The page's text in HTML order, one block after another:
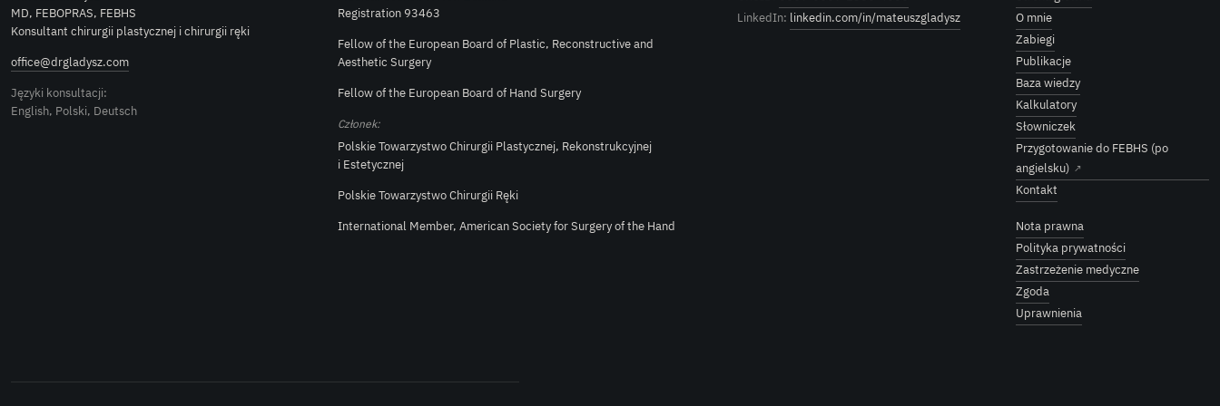
MD, FEBOPRAS, FEBHS
Konsultant chirurgii plastycznej i chirurgii ręki
office@drgladysz.com
Języki konsultacji:
English, Polski, Deutsch
Registration 93463
Fellow of the European Board of Plastic, Reconstructive and
Aesthetic Surgery
Fellow of the European Board of Hand Surgery
Członek:
Polskie Towarzystwo Chirurgii Plastycznej, Rekonstrukcyjnej
i Estetycznej
Polskie Towarzystwo Chirurgii Ręki
International Member, American Society for Surgery of the Hand
LinkedIn: linkedin.com/in/mateuszgladysz
O mnie
Zabiegi
Publikacje
Baza wiedzy
Kalkulatory
Słowniczek
Przygotowanie do FEBHS (po
angielsku) ↗
Kontakt
Nota prawna
Polityka prywatności
Zastrzeżenie medyczne
Zgoda
Uprawnienia